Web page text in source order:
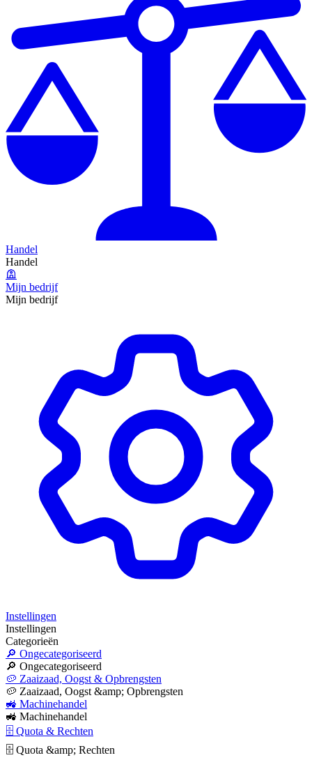
Handel
Handel
Mijn bedrijf
Mijn bedrijf
Instellingen
Instellingen
Categorieën
🔎 Ongecategoriseerd
🔎 Ongecategoriseerd
🥔 Zaaizaad, Oogst & Opbrengsten
🥔 Zaaizaad, Oogst &amp; Opbrengsten
🚜 Machinehandel
🚜 Machinehandel
🗄 Quota & Rechten
🗄 Quota &amp; Rechten